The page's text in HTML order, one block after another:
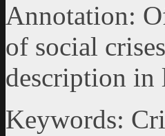
Annotation:
of social
description in
Keywords: